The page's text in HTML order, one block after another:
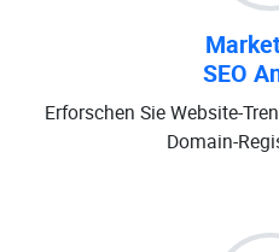
SEO
Erforschen Sie Website-
Domain-